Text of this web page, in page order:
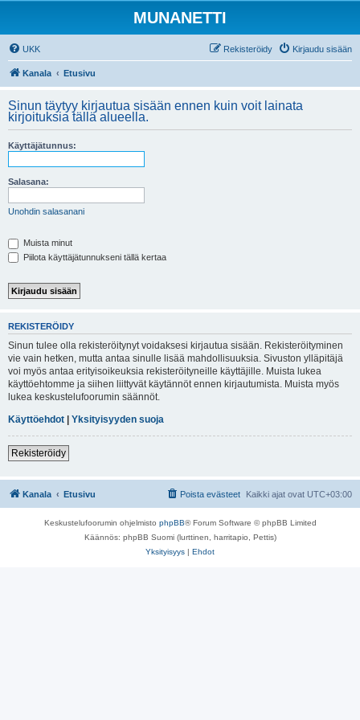
MUNANETTI
UKK Kirjaudu sisään
Rekisteröidy
Kanala Etusivu
Sinun täytyy kirjautua sisään ennen kuin voit lainata
kirjoituksia tällä alueella.
Käyttäjätunnus:
Salasana:
Unohdin salasanani
Muista minut
Piilota käyttäjätunnukseni tällä kertaa
REKISTERÖIDY
Sinun tulee olla rekisteröitynyt voidaksesi kirjautua sisään. Rekisteröityminen
vie vain hetken, mutta antaa sinulle lisää mahdollisuuksia. Sivuston ylläpitäjä
voi myös antaa erityisoikeuksia rekisteröityneille käyttäjille. Muista lukea
käyttöehtomme ja siihen liittyvät käytännöt ennen kirjautumista. Muista myös
lukea keskustelufoorumin säännöt.
Käyttöehdot | Yksityisyyden suoja
Rekisteröidy
Kanala Etusivu Kaikki ajat ovat UTC+03:00
Poista evästeet
Keskustelufoorumin ohjelmisto phpBB® Forum Software © phpBB Limited
Käännös: phpBB Suomi (lurttinen, harritapio, Pettis)
Yksityisyys | Ehdot